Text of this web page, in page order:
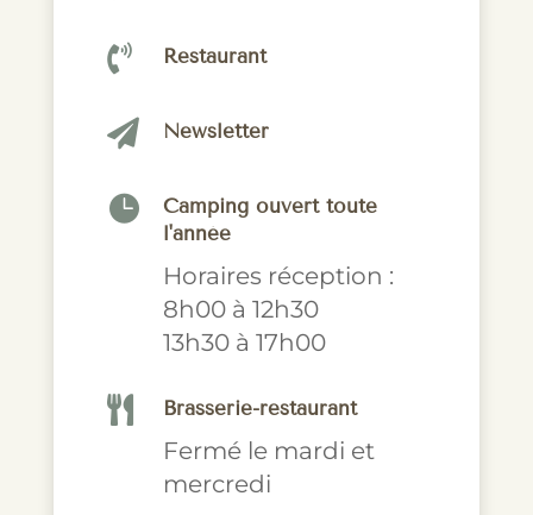
 Restaurant
 Newsletter

Camping ouvert toute
l'année
Horaires réception :
8h00 à 12h30
13h30 à 17h00
 Brasserie-restaurant
Fermé le mardi et
mercredi